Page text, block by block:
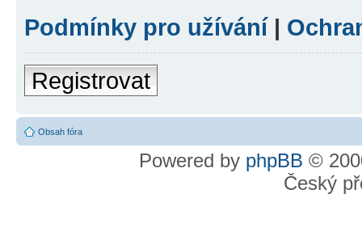
Podmínky pro užívání|
Registrovat
Obsah fóra
Powered by phpBB ©
Český